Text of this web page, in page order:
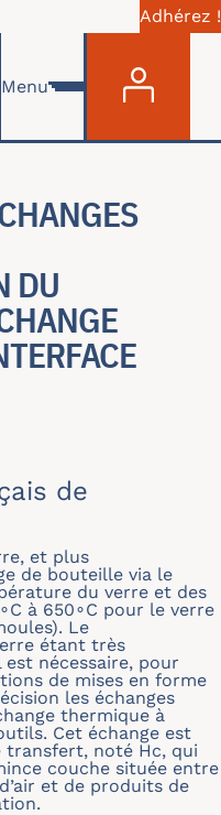
Adhérez !
Menu
DU
de
et plus
de bouteille via le
du verre et des
à 650∘C pour le verre
Le
étant très
nécessaire, pour
de mises en forme
les échanges
thermique à
Cet échange est
noté Hc, qui
couche située entre
et de produits de